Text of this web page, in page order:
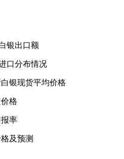
银出口额
口分布情况
银现货平均价格
格
率
及预测